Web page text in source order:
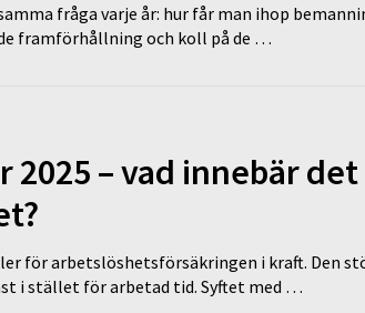
fråga varje år: hur får man ihop
framförhållning och koll på de …
2025 – vad innebär
för arbetslöshetsförsäkringen i kraft. Den
i stället för arbetad tid. Syftet med …